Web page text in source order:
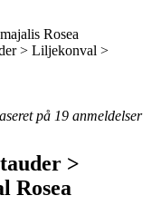
Rosea
> Liljekonval >
på 19 anmeldelser
>
Rosea